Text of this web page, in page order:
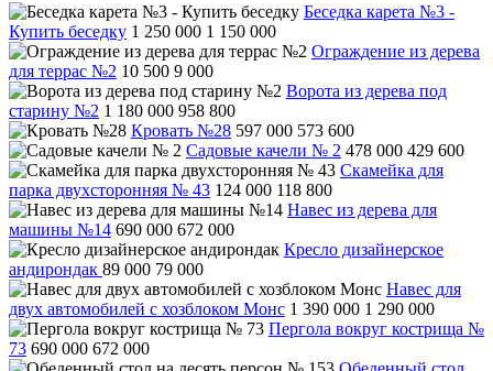
Беседка карета №3 -
Купить беседку 1 250 000 1 150 000
Ограждение из дерева
для террас №2 10 500 9 000
Ворота из дерева под
старину №2 1 180 000 958 800
Кровать №28 597 000 573 600
Садовые качели № 2 478 000 429 600
Скамейка для
парка двухсторонняя № 43 124 000 118 800
Навес из дерева для
машины №14 690 000 672 000
Кресло дизайнерское
андирондак 89 000 79 000
Навес для
двух автомобилей с хозблоком Монс 1 390 000 1 290 000
Пергола вокруг кострища №
73 690 000 672 000